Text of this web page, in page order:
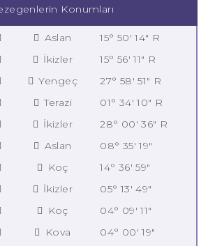
Konumları
Aslan
15° 50' 14" R
İkizler
15° 56' 11" R
Yengeç
27° 58' 51" R
Terazi
01° 34' 10" R
İkizler
28° 00' 36" R
Aslan
08° 35' 19"
Koç
14° 36' 59"
İkizler
05° 13' 49"
Koç
04° 09' 11"
Kova
04° 00' 19"